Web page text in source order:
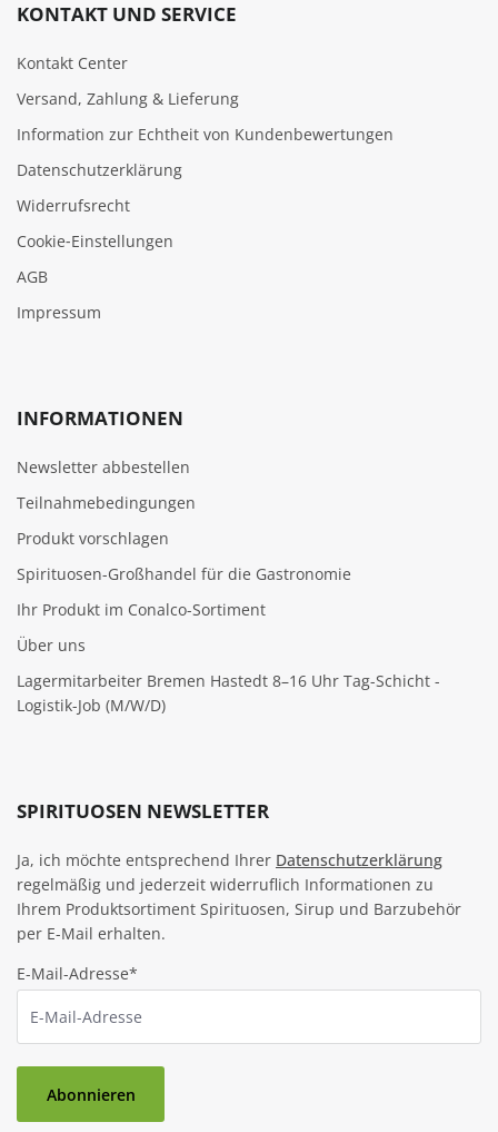
KONTAKT UND SERVICE
Kontakt Center
Versand, Zahlung & Lieferung
Information zur Echtheit von Kundenbewertungen
Datenschutzerklärung
Widerrufsrecht
Cookie‑Einstellungen
AGB
Impressum
INFORMATIONEN
Newsletter abbestellen
Teilnahmebedingungen
Produkt vorschlagen
Spirituosen-Großhandel für die Gastronomie
Ihr Produkt im Conalco-Sortiment
Über uns
Lagermitarbeiter Bremen Hastedt 8–16 Uhr Tag-Schicht -
Logistik-Job (M/W/D)
SPIRITUOSEN NEWSLETTER
Ja, ich möchte entsprechend Ihrer Datenschutzerklärung
regelmäßig und jederzeit widerruflich Informationen zu
Ihrem Produktsortiment Spirituosen, Sirup und Barzubehör
per E-Mail erhalten.
E-Mail-Adresse*
Abonnieren